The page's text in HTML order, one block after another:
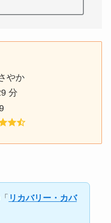
やか
分
リカバリー・カバ